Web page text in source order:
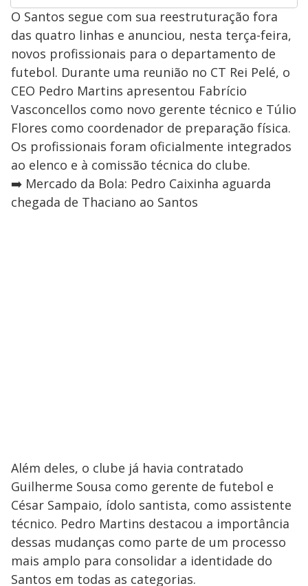
O Santos segue com sua reestruturação fora
das quatro linhas e anunciou, nesta terça-feira,
novos profissionais para o departamento de
futebol. Durante uma reunião no CT Rei Pelé, o
CEO Pedro Martins apresentou Fabrício
Vasconcellos como novo gerente técnico e Túlio
Flores como coordenador de preparação física.
Os profissionais foram oficialmente integrados
ao elenco e à comissão técnica do clube.
➡️ Mercado da Bola: Pedro Caixinha aguarda
chegada de Thaciano ao Santos
Além deles, o clube já havia contratado
Guilherme Sousa como gerente de futebol e
César Sampaio, ídolo santista, como assistente
técnico. Pedro Martins destacou a importância
dessas mudanças como parte de um processo
mais amplo para consolidar a identidade do
Santos em todas as categorias.